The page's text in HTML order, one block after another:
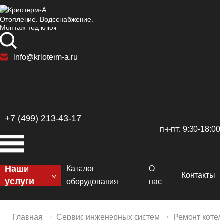
Отопление. Водоснабжение.
Монтаж под ключ
info@krioterm-a.ru
+7 (499) 213-43-17
пн-пт: 9:30-18:00
Наши
услуги
Отопление
Каталог
оборудования
Котлы
О
нас
Сертификаты
Контакты
Главная Сервис инженерных систем Ремонт